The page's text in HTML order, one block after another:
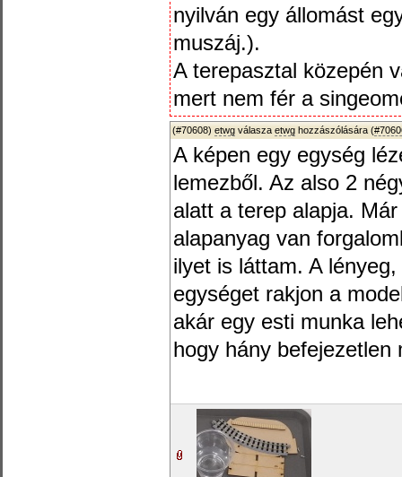
nyilván egy állomást
muszáj.).
A terepasztal közepén
mert nem fér a
(#70608) etwg válasza etwg hozzászólására (
A képen egy egység
lemezből. Az also 2
alatt a terep alapja.
alapanyag van
ilyet is láttam. A
egységet rakjon a
akár egy esti munka
hogy hány befejezetlen